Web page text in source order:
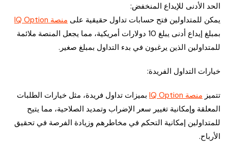
الحد الأدنى للإيداع المنخفض:
يمكن للمتداولين فتح حسابات تداول حقيقية على منصة IQ Option
بمبلغ إيداع أدنى يبلغ 10 دولارات أمريكية، مما يجعل المنصة ملائمة
للمتداولين الذين يرغبون في بدء التداول بمبلغ صغير.
خيارات التداول الفريدة:
تتميز منصة IQ Option
بميزات تداول فريدة، مثل خيارات الطلبات
المعلقة وإمكانية تغيير سعر الإضراب وتمديد الصلاحية، مما يتيح
للمتداولين إمكانية التحكم في مخاطرهم وزيادة الفرصة في تحقيق
الأرباح.